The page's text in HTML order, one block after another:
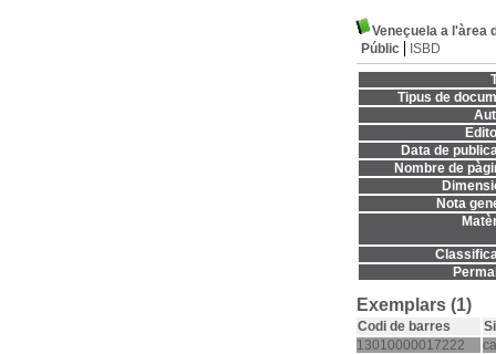
Veneçuela a l'àrea
Públic
ISBD
Tipus de
Data de
Nombre de
Nota
Exemplars (1)
Codi de barres
13010000017222